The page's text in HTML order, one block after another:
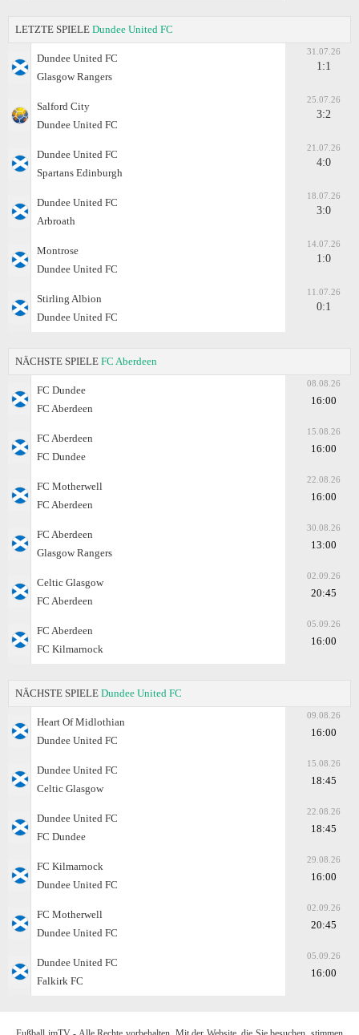
LETZTE SPIELE Dundee United FC
Dundee United FC
Glasgow Rangers
31.07.26
1:1
Salford City
Dundee United FC
25.07.26
3:2
Dundee United FC
Spartans Edinburgh
21.07.26
4:0
Dundee United FC
Arbroath
18.07.26
3:0
Montrose
Dundee United FC
14.07.26
1:0
Stirling Albion
Dundee United FC
11.07.26
0:1
NÄCHSTE SPIELE FC Aberdeen
FC Dundee
FC Aberdeen
08.08.26
16:00
FC Aberdeen
FC Dundee
15.08.26
16:00
FC Motherwell
FC Aberdeen
22.08.26
16:00
FC Aberdeen
Glasgow Rangers
30.08.26
13:00
Celtic Glasgow
FC Aberdeen
02.09.26
20:45
FC Aberdeen
FC Kilmarnock
05.09.26
16:00
NÄCHSTE SPIELE Dundee United FC
Heart Of Midlothian
Dundee United FC
09.08.26
16:00
Dundee United FC
Celtic Glasgow
15.08.26
18:45
Dundee United FC
FC Dundee
22.08.26
18:45
FC Kilmarnock
Dundee United FC
29.08.26
16:00
FC Motherwell
Dundee United FC
02.09.26
20:45
Dundee United FC
Falkirk FC
05.09.26
16:00